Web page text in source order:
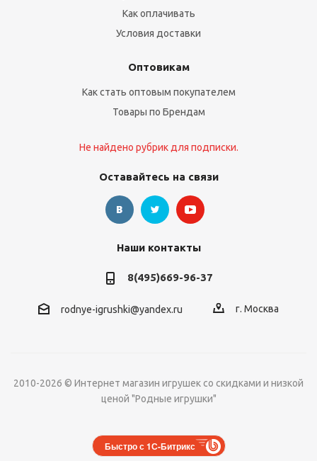
Как оплачивать
Условия доставки
Оптовикам
Как стать оптовым покупателем
Товары по Брендам
Не найдено рубрик для подписки.
Оставайтесь на связи
Наши контакты
8(495)669-96-37
rodnye-igrushki@yandex.ru г. Москва
2010-2026 © Интернет магазин игрушек со скидками и низкой
ценой "Родные игрушки"
Быстро с 1С-Битрикс